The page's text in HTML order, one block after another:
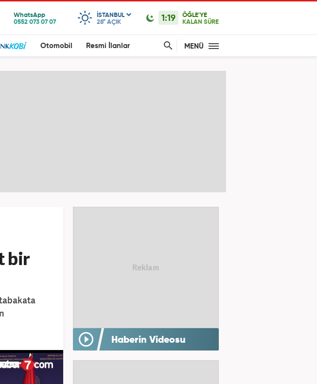
ISTANBUL
28° AÇIK 1:19
ÖĞLE'YE
KALAN SÜRE
Otomobil Resmi İlanlar MENÜ
bir
Haberin Videosu